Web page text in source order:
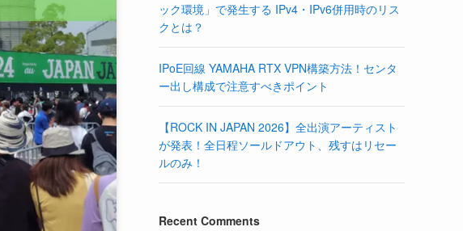
ック環境」で発生する IPv4・IPv6併用時のリス
クとは？
IPoE回線 YAMAHA RTX VPN構築方法！センタ
ー出し構成で注意すべきポイント
【ROCK IN JAPAN 2026】全出演アーティスト
が発表！全日程ソールドアウト、残すはリセー
ルのみ！
Recent Comments